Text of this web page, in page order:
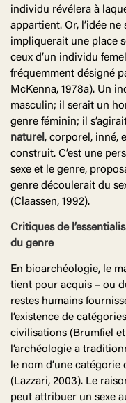
individu révélera à
appartient. Or, l’idée
impliquerait une place
ceux d’un individu
fréquemment désigné
McKenna, 1978a). Un
masculin; il serait un
genre féminin; il
naturel, corporel, inné,
construit. C’est une
sexe et le genre,
genre découlerait du
(Claassen, 1992).
Critiques de
du genre
En bioarchéologie, le
tient pour acquis – ou
restes humains
l’existence de
civilisations (Brumfiel
l’archéologie a
le nom d’une
(Lazzari, 2003). Le
peut attribuer un sexe